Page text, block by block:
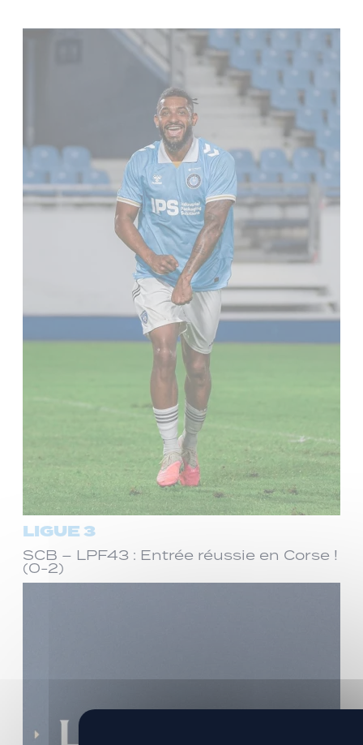
LIGUE 3
SCB – LPF43 : Entrée réussie en Corse !
(0-2)